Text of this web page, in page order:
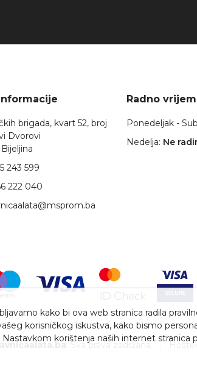
brigada, kvart 52, broj
Dvorovi
243 599
222 040
Radno
Ponedeljak -
Nedelja: Ne
. Sva prava zadržana.
kako bi ova web stranica radila
korisničkog iskustva, kako bismo
korištenja naših internet stranica